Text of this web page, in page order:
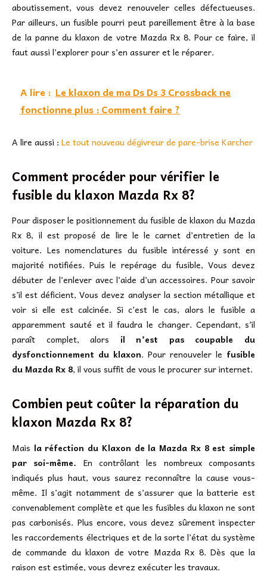
aboutissement, vous devez renouveler celles défectueuses.
Par ailleurs, un fusible pourri peut pareillement être à la base
de la panne du klaxon de votre Mazda Rx 8. Pour ce faire, il
faut aussi l’explorer pour s’en assurer et le réparer.
A lire : Le klaxon de ma Ds Ds 3 Crossback ne
fonctionne plus : Comment faire ?
A lire aussi : Le tout nouveau dégivreur de pare-brise Karcher
Comment procéder pour vérifier le
fusible du klaxon Mazda Rx 8?
Pour disposer le positionnement du fusible de klaxon du Mazda
Rx 8, il est proposé de lire le le carnet d’entretien de la
voiture. Les nomenclatures du fusible intéressé y sont en
majorité notifiées. Puis le repérage du fusible, Vous devez
débuter de l’enlever avec l’aide d’un accessoires. Pour savoir
s’il est déficient, Vous devez analyser la section métallique et
voir si elle est calcinée. Si c’est le cas, alors le fusible a
apparemment sauté et il faudra le changer. Cependant, s’il
paraît complet, alors il n’est pas coupable du
dysfonctionnement du klaxon. Pour renouveler le fusible
du Mazda Rx 8, il vous suffit de vous le procurer sur internet.
Combien peut coûter la réparation du
klaxon Mazda Rx 8?
Mais la réfection du Klaxon de la Mazda Rx 8 est simple
par soi-même. En contrôlant les nombreux composants
indiqués plus haut, vous saurez reconnaître la cause vous-
même. Il s’agit notamment de s’assurer que la batterie est
convenablement complète et que les fusibles du klaxon ne sont
pas carbonisés. Plus encore, vous devez sûrement inspecter
les raccordements électriques et de la sorte l’état du système
de commande du klaxon de votre Mazda Rx 8. Dès que la
raison est estimée, vous devrez exécuter les travaux.